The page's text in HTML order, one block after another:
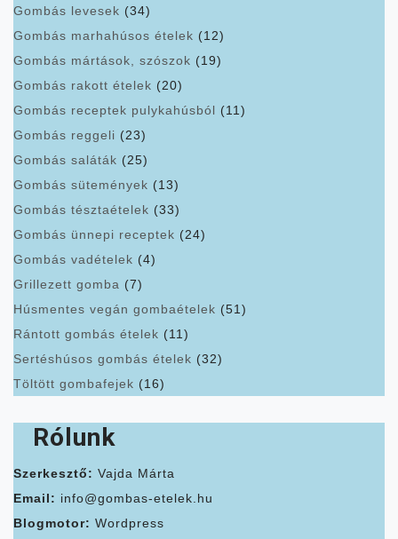
Gombás levesek (34)
Gombás marhahúsos ételek (12)
Gombás mártások, szószok (19)
Gombás rakott ételek (20)
Gombás receptek pulykahúsból (11)
Gombás reggeli (23)
Gombás saláták (25)
Gombás sütemények (13)
Gombás tésztaételek (33)
Gombás ünnepi receptek (24)
Gombás vadételek (4)
Grillezett gomba (7)
Húsmentes vegán gombaételek (51)
Rántott gombás ételek (11)
Sertéshúsos gombás ételek (32)
Töltött gombafejek (16)
Rólunk
Szerkesztő: Vajda Márta
Email: info@gombas-etelek.hu
Blogmotor: Wordpress